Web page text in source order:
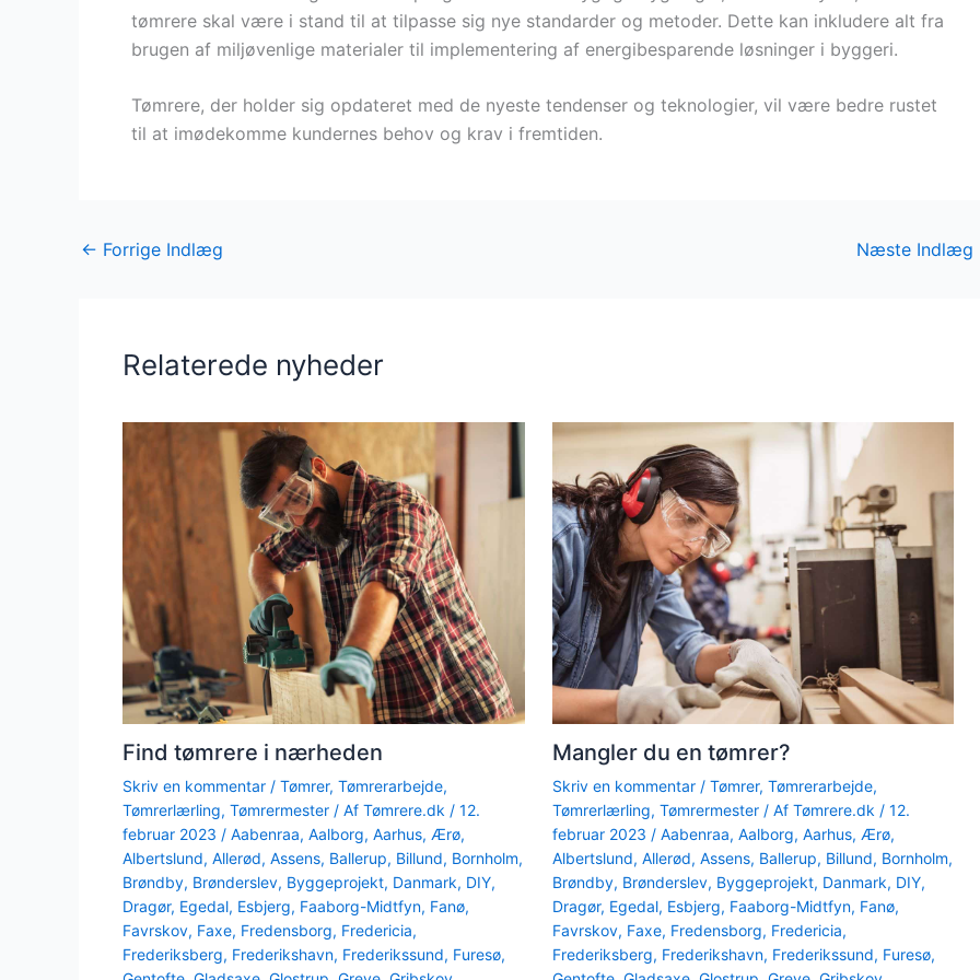
tømrere skal være i stand til at tilpasse sig nye standarder og metoder. Dette kan inkludere alt fra
brugen af miljøvenlige materialer til implementering af energibesparende løsninger i byggeri.
Tømrere, der holder sig opdateret med de nyeste tendenser og teknologier, vil være bedre rustet
til at imødekomme kundernes behov og krav i fremtiden.
← Forrige Indlæg Næste Indlæg
Relaterede nyheder
Find tømrere i nærheden
Skriv en kommentar / Tømrer, Tømrerarbejde,
Tømrerlærling, Tømrermester / Af Tømrere.dk / 12.
februar 2023 / Aabenraa, Aalborg, Aarhus, Ærø,
Albertslund, Allerød, Assens, Ballerup, Billund, Bornholm,
Brøndby, Brønderslev, Byggeprojekt, Danmark, DIY,
Dragør, Egedal, Esbjerg, Faaborg-Midtfyn, Fanø,
Favrskov, Faxe, Fredensborg, Fredericia,
Frederiksberg, Frederikshavn, Frederikssund, Furesø,
Mangler du en tømrer?
Skriv en kommentar / Tømrer, Tømrerarbejde,
Tømrerlærling, Tømrermester/ Af Tømrere.dk / 12.
februar 2023 / Aabenraa, Aalborg, Aarhus, Ærø,
Albertslund, Allerød, Assens, Ballerup, Billund, Bornholm,
Brøndby, Brønderslev, Byggeprojekt, Danmark, DIY,
Dragør, Egedal, Esbjerg, Faaborg-Midtfyn, Fanø,
Favrskov, Faxe, Fredensborg, Fredericia,
Frederiksberg, Frederikshavn, Frederikssund, Furesø,